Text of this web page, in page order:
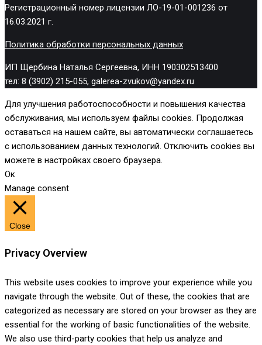
Регистрационный номер лицензии ЛО-19-01-001236 от
16.03.2021 г.
Политика обработки персональных данных
ИП Щербина Наталья Сергеевна, ИНН 190302513400
тел: 8 (3902) 215-055, galerea-zvukov@yandex.ru
Для улучшения работоспособности и повышения качества
обслуживания, мы используем файлы cookies. Продолжая
оставаться на нашем сайте, вы автоматически соглашаетесь
с использованием данных технологий. Отключить cookies вы
можете в настройках своего браузера.
Ок
Manage consent
Close
Privacy Overview
This website uses cookies to improve your experience while you
navigate through the website. Out of these, the cookies that are
categorized as necessary are stored on your browser as they are
essential for the working of basic functionalities of the website.
We also use third-party cookies that help us analyze and